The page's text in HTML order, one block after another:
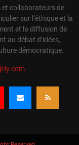
collaborateurs de
sur l’éthique et la
et la diffusion de
au débat d’idées,
démocratique.